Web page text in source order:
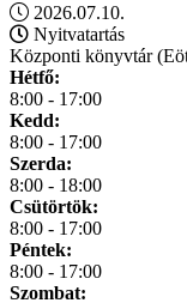
2026.07.10.
Nyitvatartás
Központi könyvtár
Hétfő:
8:00 - 17:00
Kedd:
8:00 - 17:00
Szerda:
8:00 - 18:00
Csütörtök:
8:00 - 17:00
Péntek:
8:00 - 17:00
Szombat: